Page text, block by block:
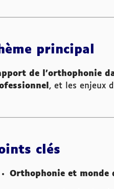
principal
de l’orthophonie
, et les enjeux
clés
Orthophonie et monde